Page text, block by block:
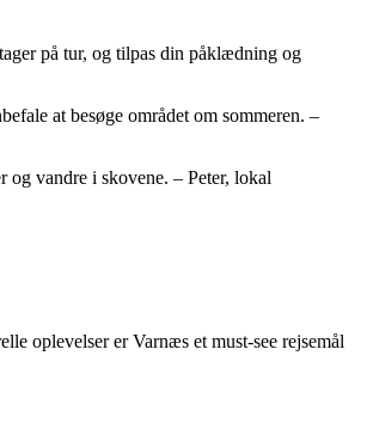
på tur, og tilpas din påklædning og
at besøge området om sommeren. –
og vandre i skovene. – Peter, lokal
oplevelser er Varnæs et must-see rejsemål